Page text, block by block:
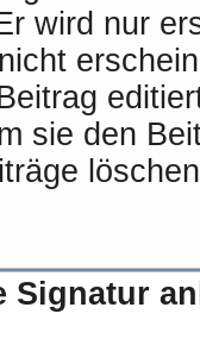
wird nur
sie den
Signatur